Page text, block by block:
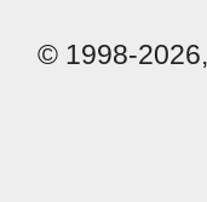
© 1998-2026,